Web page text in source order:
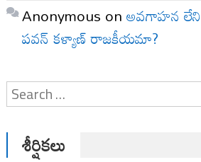
Anonymous onఅవగాహన
పవన్ కళ్యాణ్ రాజకీయమా?
శీర్షికలు